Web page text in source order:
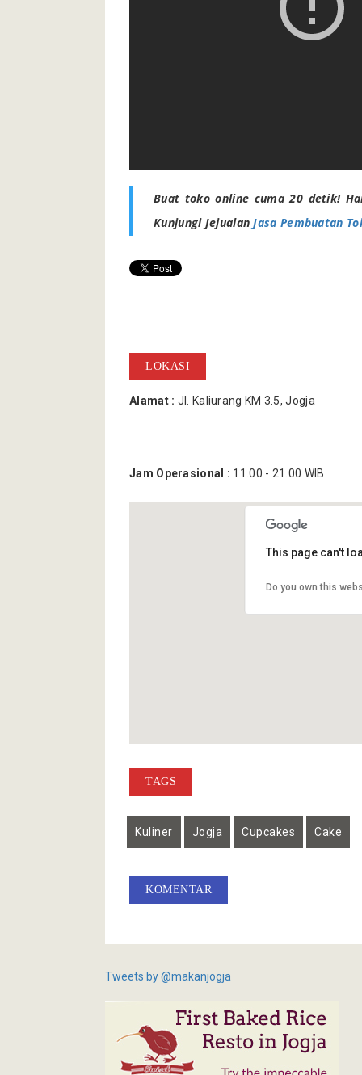
Buat toko online cuma 20 detik!
Kunjungi JejualanJasa Pembuatan
LOKASI
Alamat : Jl. Kaliurang KM 3.5, Jogja
Jam Operasional : 11.00 - 21.00 WIB
This page can't
Do you own this
TAGS
Kuliner Jogja Cupcakes Cake
KOMENTAR
Tweets by @makanjogja